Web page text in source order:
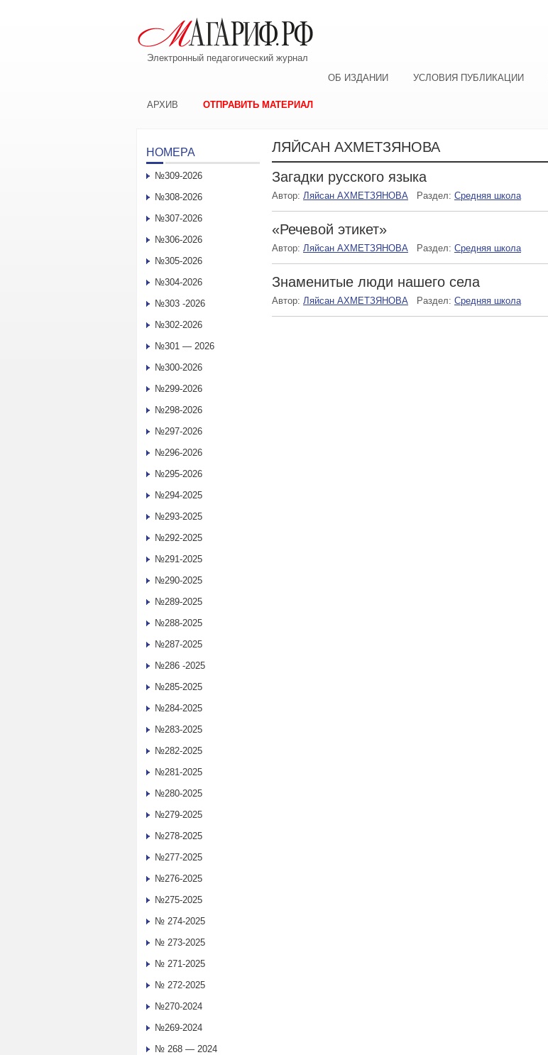
Электронный педагогический журнал
ОБ ИЗДАНИИ
УСЛОВИЯ ПУБЛИКАЦИИ
АРХИВ ОТПРАВИТЬ МАТЕРИАЛ
ЛЯЙСАН АХМЕТЗЯНОВА
Загадки русского языка
Автор: Ляйсан АХМЕТЗЯНОВА Раздел: Средняя школа
«Речевой этикет»
Автор: Ляйсан АХМЕТЗЯНОВА Раздел: Средняя школа
Знаменитые люди нашего села
Автор: Ляйсан АХМЕТЗЯНОВА Раздел: Средняя школа
НОМЕРА
№309-2026
№308-2026
№307-2026
№306-2026
№305-2026
№304-2026
№303 -2026
№302-2026
№301 — 2026
№300-2026
№299-2026
№298-2026
№297-2026
№296-2026
№295-2026
№294-2025
№293-2025
№292-2025
№291-2025
№290-2025
№289-2025
№288-2025
№287-2025
№286 -2025
№285-2025
№284-2025
№283-2025
№282-2025
№281-2025
№280-2025
№279-2025
№278-2025
№277-2025
№276-2025
№275-2025
№ 274-2025
№ 273-2025
№ 271-2025
№ 272-2025
№270-2024
№269-2024
№ 268 — 2024